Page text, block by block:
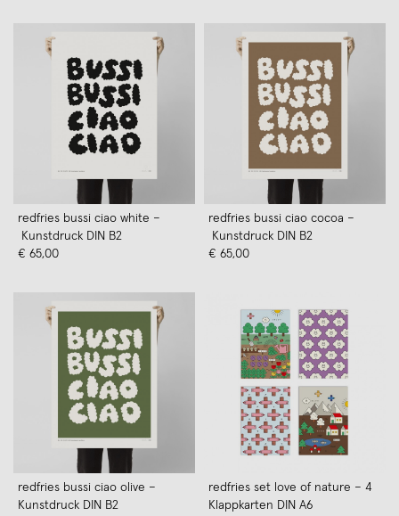
redfries bussi ciao white –
Kunstdruck DIN B2
€ 65,00
redfries bussi ciao cocoa –
Kunstdruck DIN B2
€ 65,00
redfries bussi ciao olive –
Kunstdruck DIN B2
redfries set love of nature – 4
Klappkarten DIN A6